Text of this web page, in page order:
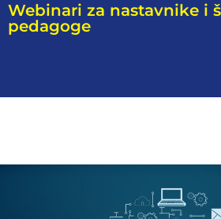
Webinari za nastavnike i
pedagoge